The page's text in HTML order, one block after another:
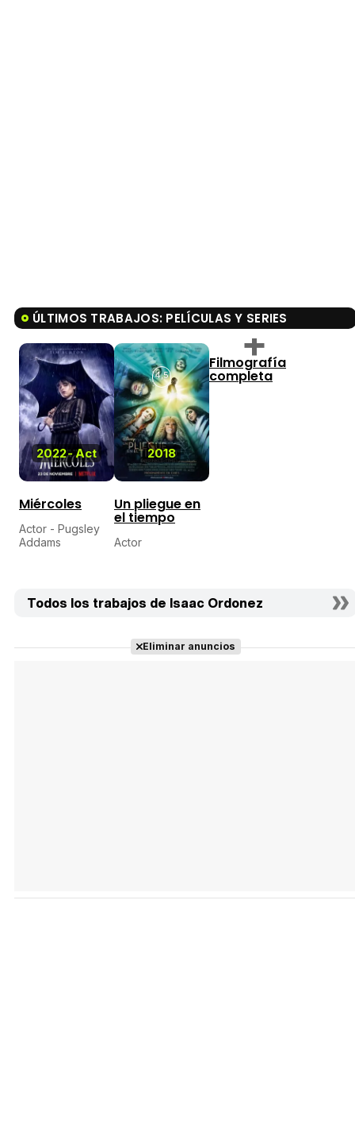
ÚLTIMOS TRABAJOS: PELÍCULAS Y SERIES
2022-Act
Miércoles
Actor - Pugsley
Addams
2018
4,5
Un pliegue en
el tiempo
Actor
Filmografía
completa
Todos los trabajos de Isaac Ordonez
Eliminar anuncios